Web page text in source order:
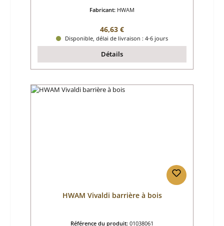
Fabricant: HWAM
Prix régulier :
46,63 €
Disponible, délai de livraison : 4-6 jours
Détails
HWAM Vivaldi barrière à bois
Référence du produit: 01038061